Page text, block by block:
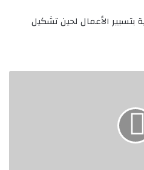
الأعمال لحين تشكيل